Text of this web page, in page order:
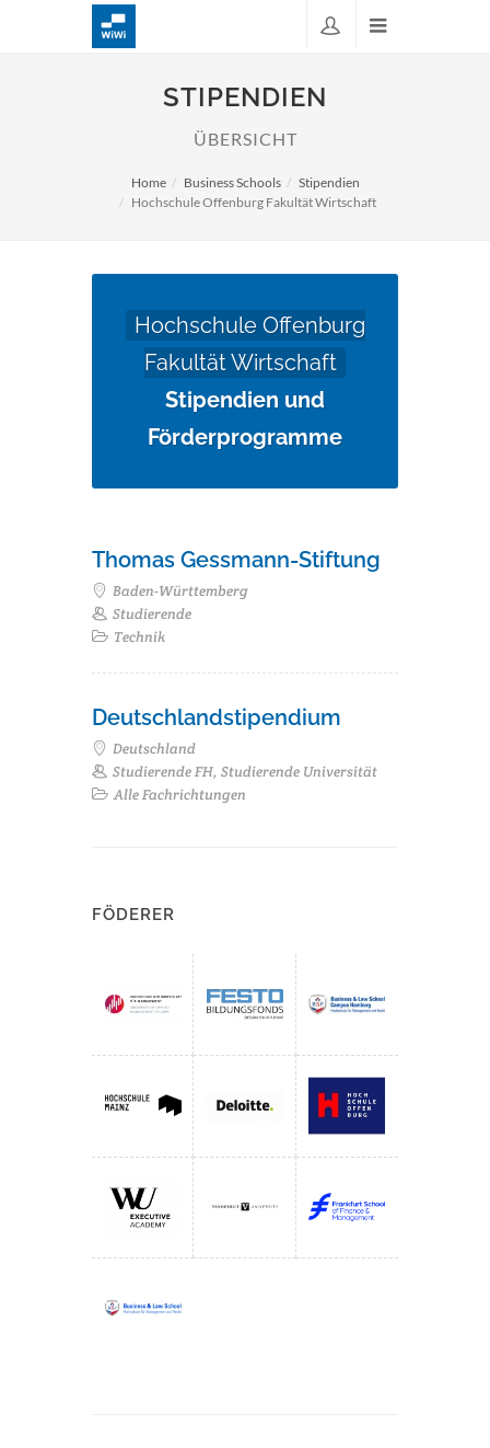
STIPENDIEN
ÜBERSICHT
Home Business Schools
Stipendien
Hochschule Offenburg Fakultät Wirtschaft
Hochschule Offenburg
Fakultät Wirtschaft
Stipendien und
Förderprogramme
Thomas Gessmann-Stiftung
Baden-Württemberg
Studierende
Technik
Deutschlandstipendium
Deutschland
Studierende FH, Studierende Universität
Alle Fachrichtungen
FÖDERER